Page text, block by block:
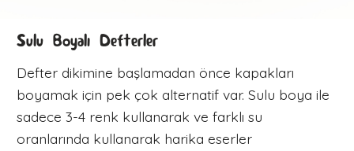
Sulu Boyalı Defterler
Defter dikimine başlamadan önce kapakları
boyamak için pek çok alternatif var. Sulu boya ile
sadece 3-4 renk kullanarak ve farklı su
oranlarında kullanarak harika eserler